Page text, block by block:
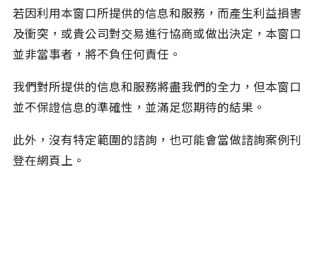
海外公司設立
為進入沖繩市場編製商業計畫書的實用指南
最新消息
活動
諮詢
Language
日本語
English
簡体中文
若因利用本窗口所提供的信息和服務，而產生利益損害
及衝突，或貴公司對交易進行協商或做出決定，本窗口
並非當事者，將不負任何責任。
我們對所提供的信息和服務將盡我們的全力，但本窗口
並不保證信息的準確性，並滿足您期待的結果。
此外，沒有特定範圍的諮詢，也可能會當做諮詢案例刊
登在網頁上。